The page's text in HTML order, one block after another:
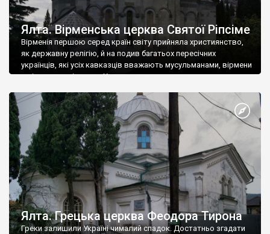
Ялта. Вірменська церква Святої Ріпсіме
Вірменія першою серед країн світу прийняла християнство,
як державну релігію, й на подив багатьох пересічних
українців, які усіх кавказців вважають мусульманами, вірмени
є відданими вірянами Христа
Ялта. Грецька церква Феодора Тирона
Греки залишили Україні чималий спадок. Достатньо згадати